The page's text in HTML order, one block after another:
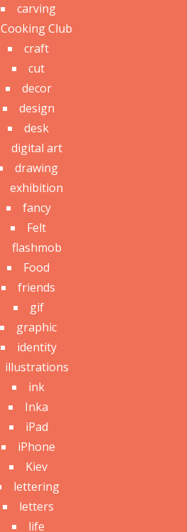
carving
Cooking Club
craft
cut
decor
design
desk
digital art
drawing
exhibition
fancy
Felt
flashmob
Food
friends
gif
graphic
identity
illustrations
ink
Inka
iPad
iPhone
Kiev
lettering
letters
life